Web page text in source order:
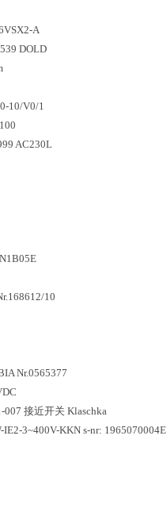
A
DOLD
10/V0/1
AC230L
10
Nr.0565377
007 接近开关 Klaschka
3~400V-KKN s-nr: 1965070004E